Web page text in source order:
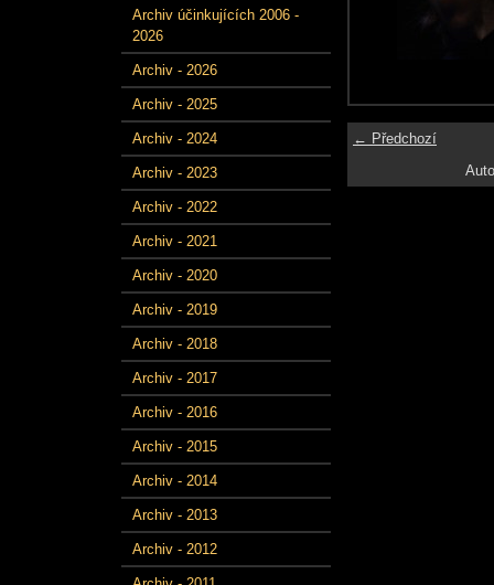
Archiv účinkujících 2006 -
2026
Archiv - 2026
Archiv - 2025
Archiv - 2024
Archiv - 2023
Archiv - 2022
Archiv - 2021
Archiv - 2020
Archiv - 2019
Archiv - 2018
Archiv - 2017
Archiv - 2016
Archiv - 2015
Archiv - 2014
Archiv - 2013
Archiv - 2012
← Předchozí